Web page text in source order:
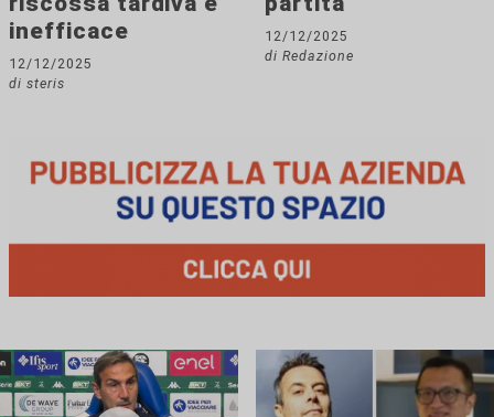
inefficace
12/12/2025
di steris
12/12/2025
di Redazione